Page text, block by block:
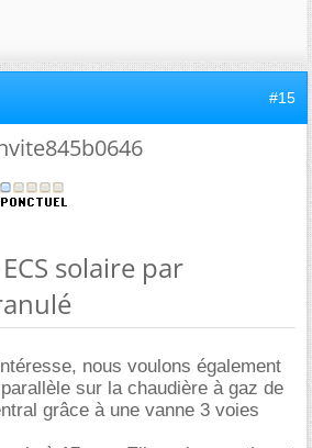
#15
solaire par
nous voulons également
sur la chaudière à gaz de
grâce à une vanne 3 voies